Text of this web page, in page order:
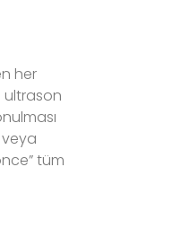
her
ultrason
veya
tüm